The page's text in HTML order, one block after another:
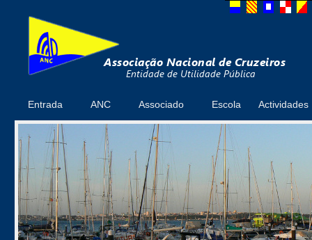
Entrada ANC Associado Escola Actividades